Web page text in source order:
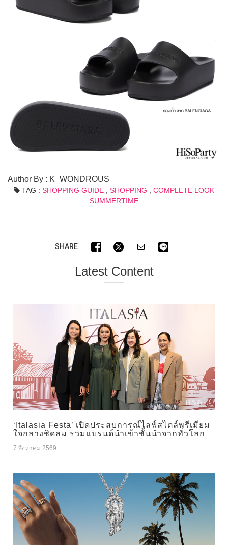
Author By : K_WONDROUS
TAG : SHOPPING GUIDE SHOPPING
COMPLETE LOOK
SUMMERTIME
SHARE
Latest Content
‘Italasia Festa’ เปิดประสบการณ์ไลฟ์สไตล์พรีเมียม
ใจกลางชิดลม รวมแบรนด์นำเข้าชั้นนำจากทั่วโลก
7 สิงหาคม 2569